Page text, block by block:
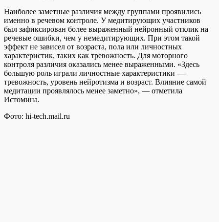
Наиболее заметные различия между группами проявились
именно в речевом контроле. У медитирующих участников
был зафиксирован более выраженный нейронный отклик на
речевые ошибки, чем у немедитирующих. При этом такой
эффект не зависел от возраста, пола или личностных
характеристик, таких как тревожность. Для моторного
контроля различия оказались менее выраженными. «Здесь
большую роль играли личностные характеристики —
тревожность, уровень нейротизма и возраст. Влияние самой
медитации проявлялось менее заметно», — отметила
Истомина.
Фото: hi-tech.mail.ru